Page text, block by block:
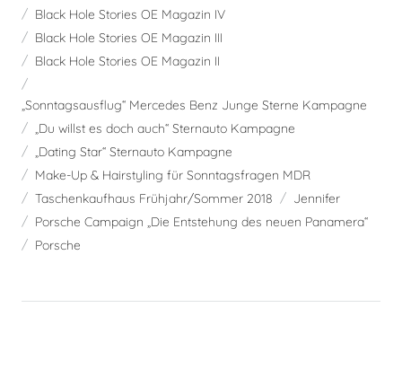
Black Hole Stories OE Magazin IV
Black Hole Stories OE Magazin III
Black Hole Stories OE Magazin II
„Sonntagsausflug“ Mercedes Benz Junge Sterne Kampagne
„Du willst es doch auch“ Sternauto Kampagne
„Dating Star“ Sternauto Kampagne
Make-Up & Hairstyling für Sonntagsfragen MDR
Taschenkaufhaus Frühjahr/Sommer 2018
Jennifer
Porsche Campaign „Die Entstehung des neuen Panamera“
Porsche